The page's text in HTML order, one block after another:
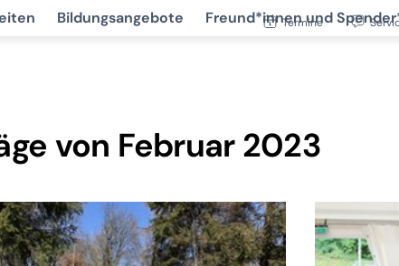
Termine
Bildungsangebote Freund*innen und
von Februar 2023